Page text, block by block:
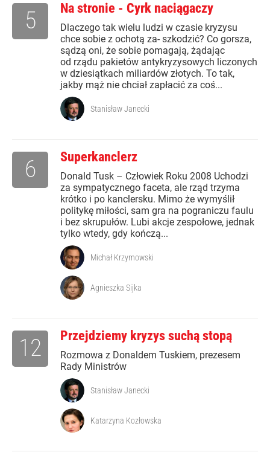
Na stronie - Cyrk naciągaczy
Dlaczego tak wielu ludzi w czasie kryzysu
chce sobie z ochotą za- szkodzić? Co gorsza,
sądzą oni, że sobie pomagają, żądając
od rządu pakietów antykryzysowych liczonych
w dziesiątkach miliardów złotych. To tak,
jakby mąż nie chciał zapłacić za coś...
5
Stanisław Janecki
Superkanclerz
Donald Tusk – Człowiek Roku 2008 Uchodzi
za sympatycznego faceta, ale rząd trzyma
krótko i po kanclersku. Mimo że wymyślił
politykę miłości, sam gra na pograniczu faulu
i bez skrupułów. Lubi akcje zespołowe, jednak
tylko wtedy, gdy kończą...
6
Michał Krzymowski
Agnieszka Sijka
Przejdziemy kryzys suchą stopą
Rozmowa z Donaldem Tuskiem, prezesem
Rady Ministrów
12
Stanisław Janecki
Katarzyna Kozłowska